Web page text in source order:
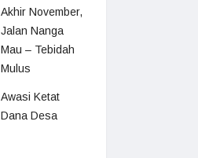
Akhir November,
Jalan Nanga
Mau – Tebidah
Mulus
Awasi Ketat
Dana Desa